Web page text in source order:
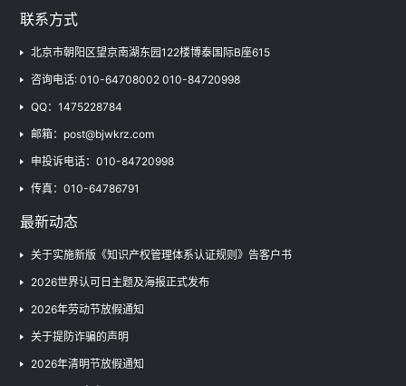
隐私信息管理体系
企业社会责任管理体系
关
联系方式
北京市朝阳区望京南湖东园122楼博泰国际B座615
咨询电话: 010-64708002 010-84720998
QQ：1475228784
邮箱：post@bjwkrz.com
申投诉电话：010-84720998
传真：010-64786791
最新动态
关于实施新版《知识产权管理体系认证规则》告客户书
2026世界认可日主题及海报正式发布
2026年劳动节放假通知
关于提防诈骗的声明
2026年清明节放假通知